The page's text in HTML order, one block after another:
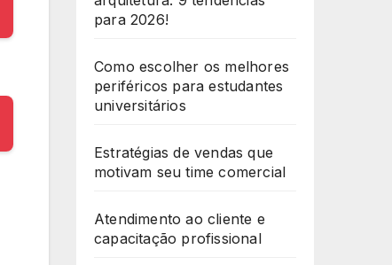
para 2026!
Como escolher os melhores
periféricos para estudantes
universitários
Estratégias de vendas que
motivam seu time comercial
Atendimento ao cliente e
capacitação profissional